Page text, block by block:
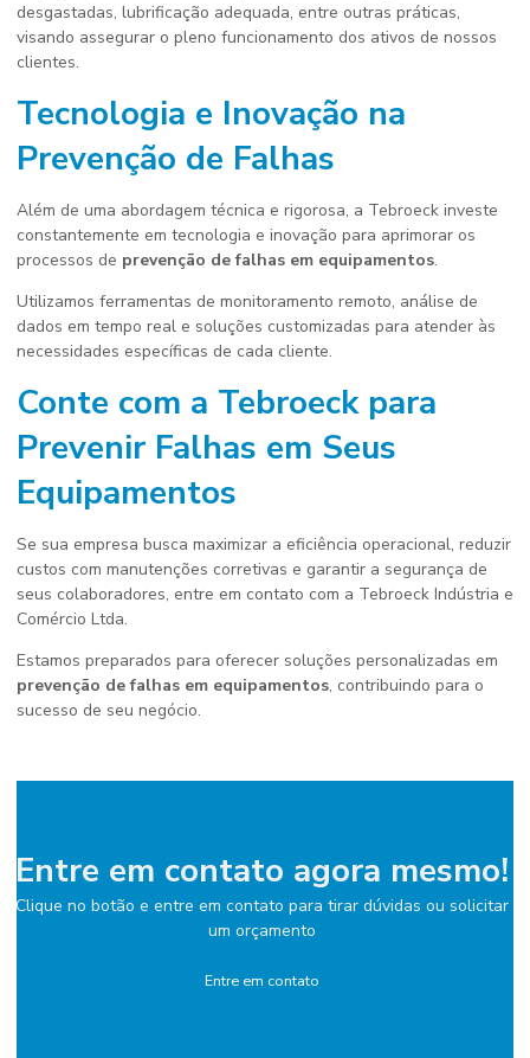
desgastadas, lubrificação adequada, entre outras práticas,
visando assegurar o pleno funcionamento dos ativos de nossos
clientes.
Tecnologia e Inovação na
Prevenção de Falhas
Além de uma abordagem técnica e rigorosa, a Tebroeck investe
constantemente em tecnologia e inovação para aprimorar os
processos de prevenção de falhas em equipamentos.
Utilizamos ferramentas de monitoramento remoto, análise de
dados em tempo real e soluções customizadas para atender às
necessidades específicas de cada cliente.
Conte com a Tebroeck para
Prevenir Falhas em Seus
Equipamentos
Se sua empresa busca maximizar a eficiência operacional, reduzir
custos com manutenções corretivas e garantir a segurança de
seus colaboradores, entre em contato com a Tebroeck Indústria e
Comércio Ltda.
Estamos preparados para oferecer soluções personalizadas em
prevenção de falhas em equipamentos, contribuindo para o
sucesso de seu negócio.
Entre em contato agora mesmo!
Clique no botão e entre em contato para tirar dúvidas ou solicitar
um orçamento
Entre em contato